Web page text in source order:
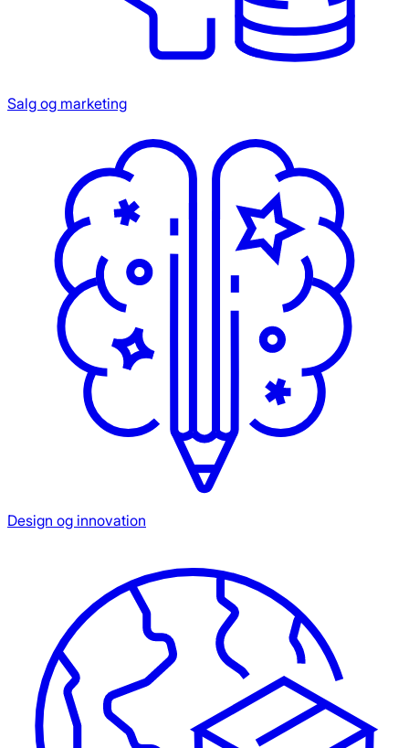
Salg og marketing
Design og innovation